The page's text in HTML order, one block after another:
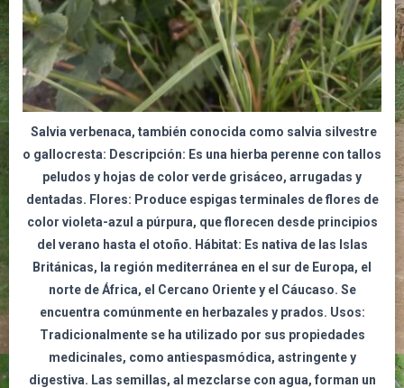
Salvia verbenaca, también conocida como salvia silvestre
o gallocresta: Descripción: Es una hierba perenne con tallos
peludos y hojas de color verde grisáceo, arrugadas y
dentadas. Flores: Produce espigas terminales de flores de
color violeta-azul a púrpura, que florecen desde principios
del verano hasta el otoño. Hábitat: Es nativa de las Islas
Británicas, la región mediterránea en el sur de Europa, el
norte de África, el Cercano Oriente y el Cáucaso. Se
encuentra comúnmente en herbazales y prados. Usos:
Tradicionalmente se ha utilizado por sus propiedades
medicinales, como antiespasmódica, astringente y
digestiva. Las semillas, al mezclarse con agua, forman un